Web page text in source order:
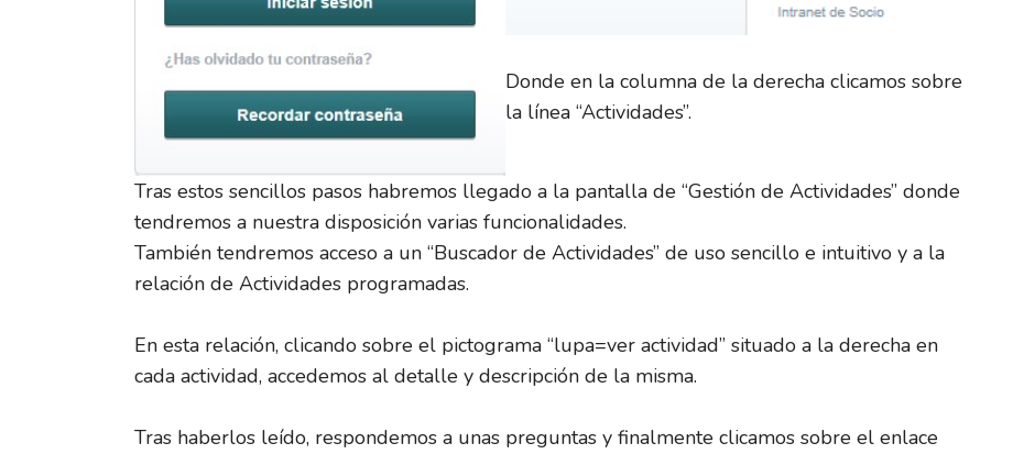
Donde en la columna de la derecha clicamos sobre
la línea “Actividades”.
Tras estos sencillos pasos habremos llegado a la pantalla de “Gestión de Actividades” donde
tendremos a nuestra disposición varias funcionalidades.
También tendremos acceso a un “Buscador de Actividades” de uso sencillo e intuitivo y a la
relación de Actividades programadas.
En esta relación, clicando sobre el pictograma “lupa=ver actividad” situado a la derecha en
cada actividad, accedemos al detalle y descripción de la misma.
Tras haberlos leído, respondemos a unas preguntas y finalmente clicamos sobre el enlace